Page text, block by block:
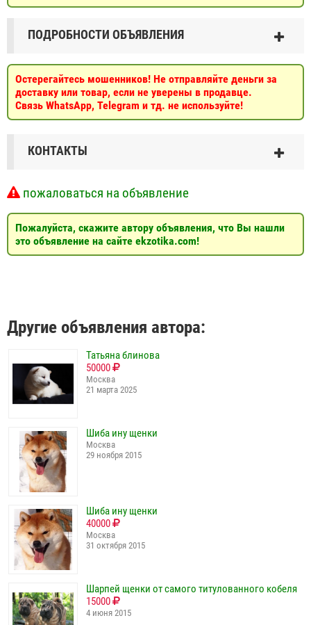
ПОДРОБНОСТИ ОБЪЯВЛЕНИЯ
Остерегайтесь мошенников! Не отправляйте деньги за
доставку или товар, если не уверены в продавце.
Связь WhatsApp, Telegram и тд. не используйте!
КОНТАКТЫ
пожаловаться на объявление
Пожалуйста, скажите автору объявления, что Вы нашли
это объявление на сайте ekzotika.com!
Другие объявления автора:
Татьяна блинова
50000
Москва
21 марта 2025
Шиба ину щенки
Москва
29 ноября 2015
Шиба ину щенки
40000
Москва
31 октября 2015
Шарпей щенки от самого титулованного кобеля
15000
4 июня 2015